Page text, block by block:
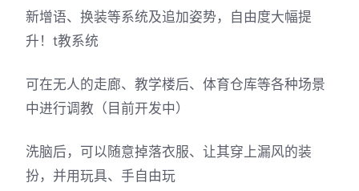
新增语、换装等系统及追加姿势，自由度大幅提
升！t教系统
可在无人的走廊、教学楼后、体育仓库等各种场景
中进行调教（目前开发中）
洗脑后，可以随意掉落衣服、让其穿上漏风的装
扮，并用玩具、手自由玩